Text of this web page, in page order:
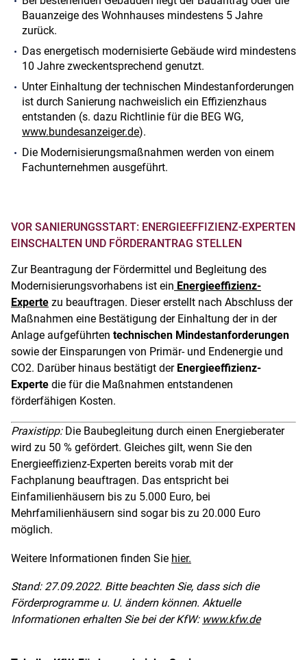
Bauanzeige des Wohnhauses mindestens 5 Jahre
zurück.
Das energetisch modernisierte Gebäude wird mindestens
10 Jahre zweckentsprechend genutzt.
Unter Einhaltung der technischen Mindestanforderungen
ist durch Sanierung nachweislich ein Effizienzhaus
entstanden (s. dazu Richtlinie für die BEG WG,
www.bundesanzeiger.de).
Die Modernisierungsmaßnahmen werden von einem
Fachunternehmen ausgeführt.
VOR SANIERUNGSSTART: ENERGIEEFFIZIENZ-EXPERTEN
EINSCHALTEN UND FÖRDERANTRAG STELLEN
Zur Beantragung der Fördermittel und Begleitung des
Modernisierungsvorhabens ist ein Energieeffizienz-
Experte zu beauftragen. Dieser erstellt nach Abschluss der
Maßnahmen eine Bestätigung der Einhaltung der in der
Anlage aufgeführten technischen Mindestanforderungen
sowie der Einsparungen von Primär- und Endenergie und
CO2. Darüber hinaus bestätigt der Energieeffizienz-
Experte die für die Maßnahmen entstandenen
förderfähigen Kosten.
Praxistipp: Die Baubegleitung durch einen Energieberater
wird zu 50 % gefördert. Gleiches gilt, wenn Sie den
Energieeffizienz-Experten bereits vorab mit der
Fachplanung beauftragen. Das entspricht bei
Einfamilienhäusern bis zu 5.000 Euro, bei
Mehrfamilienhäusern sind sogar bis zu 20.000 Euro
möglich.
Weitere Informationen finden Sie hier.
Stand: 27.09.2022. Bitte beachten Sie, dass sich die
Förderprogramme u. U. ändern können. Aktuelle
Informationen erhalten Sie bei der KfW: www.kfw.de